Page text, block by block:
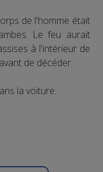
de l'homme était
Le feu aurait
à l'intérieur de
de décéder.
la voiture.